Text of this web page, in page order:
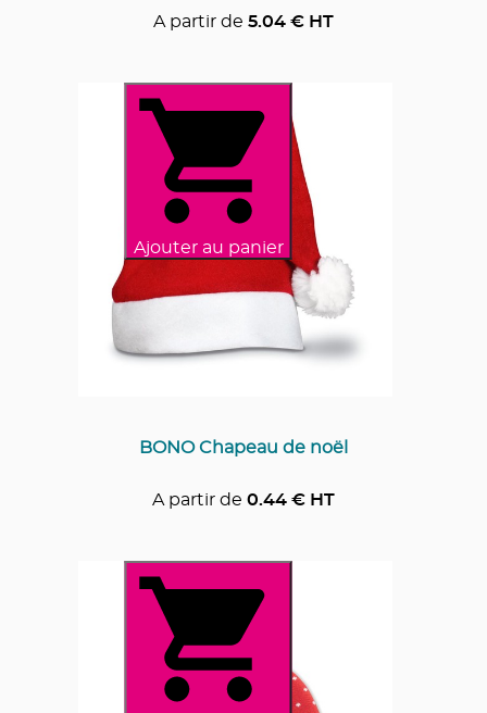
A partir de 5.04 € HT
Ajouter au panier
BONO Chapeau de noël
A partir de 0.44 € HT